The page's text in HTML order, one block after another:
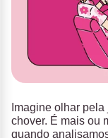
Imagine olhar
chover. É mais ou
quando